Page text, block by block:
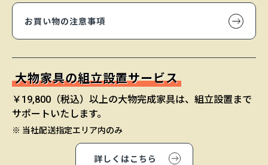
お買い物の注意事項
大物家具の組立設置サービス
￥19,800（税込）以上の大物完成家具は、組立設置まで
サポートいたします。
※ 当社配送指定エリア内のみ
詳しくはこちら